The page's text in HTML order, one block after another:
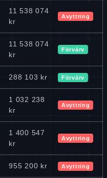
11 538 074
kr
Avyttring
11 538 074
kr
Förvärv
288 103 kr Förvärv
1 032 238
kr
Avyttring
1 400 547
kr
Avyttring
955 200 kr Avyttring